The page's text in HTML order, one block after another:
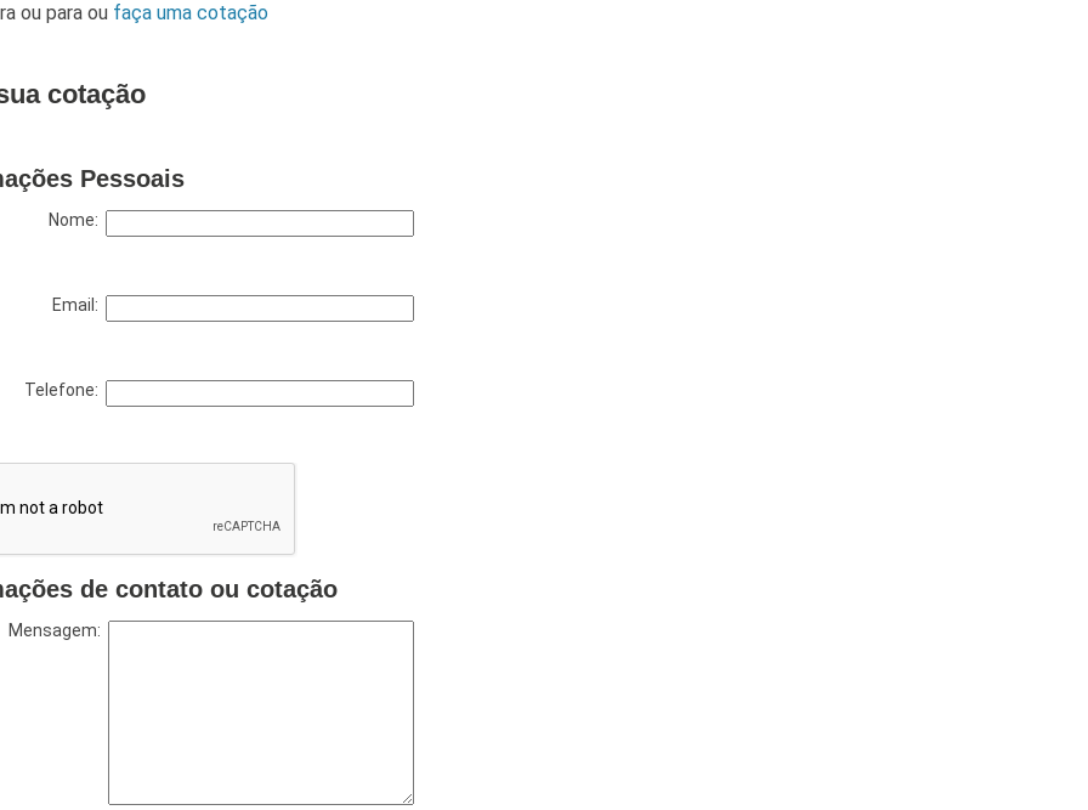
ou paraou faça uma cotação
cotação
Pessoais
Nome:
Email:
Telefone:
de contato ou cotação
Mensagem: